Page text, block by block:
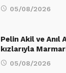
05/08/2026
Pelin Akil ve Anıl
kızlarıyla
05/08/2026